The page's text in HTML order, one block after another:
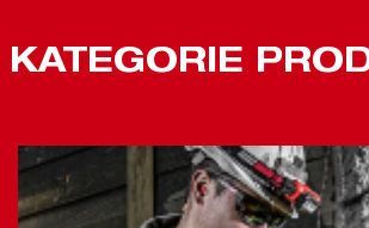
KATEGORIE